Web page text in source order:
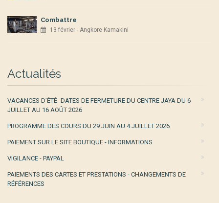
Combattre
13 février - Angkore Kamakini
Actualités
VACANCES D’ÉTÉ- DATES DE FERMETURE DU CENTRE JAYA DU 6
JUILLET AU 16 AOÛT 2026
PROGRAMME DES COURS DU 29 JUIN AU 4 JUILLET 2026
PAIEMENT SUR LE SITE BOUTIQUE - INFORMATIONS
VIGILANCE - PAYPAL
PAIEMENTS DES CARTES ET PRESTATIONS - CHANGEMENTS DE
RÉFÉRENCES